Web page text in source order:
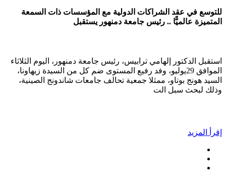
للتوسع في عقد الشراكات الدولية مع المؤسسات ذات السمعة
المتميزة عالميًّا .. رئيس جامعة دمنهور يستقبل
استقبل الدكتور إلهامي ترابيس، رئيس جامعة دمنهور، اليوم الثلاثاء
الموافق 29يوليو، وفد رفيع المستوى ضم كل من السيدة زيهاونا،
السيد هونج بوتاو، ممثلا جمعية تحالف جامعات شاندونج الصينية،
وذلك لبحث سبل الت
إقرأ المزيد